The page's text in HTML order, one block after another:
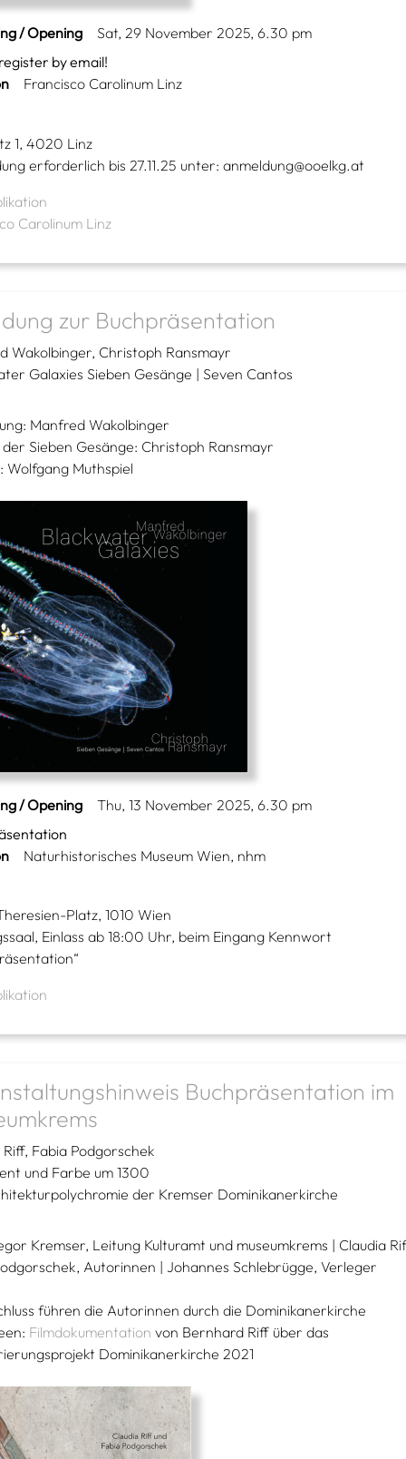
/ Opening
Sat, 29 November 2025, 6.30 pm
by email!
Francisco Carolinum Linz
1, 4020 Linz
erforderlich bis 27.11.25 unter: anmeldung@ooelkg.at
Carolinum Linz
zur Buchpräsentation
Wakolbinger Christoph Ransmayr
Galaxies Sieben Gesänge | Seven Cantos
Manfred Wakolbinger
Sieben Gesänge: Christoph Ransmayr
Wolfgang Muthspiel
/ Opening
Thu, 13 November 2025, 6.30 pm
Naturhistorisches Museum Wien, nhm
Platz, 1010 Wien
Einlass ab 18:00 Uhr, beim Eingang Kennwort
Buchpräsentation im
Riff Fabia Podgorschek
und Farbe um 1300
der Kremser Dominikanerkirche
Kremser, Leitung Kulturamt und museumkrems | Claudia
Autorinnen | Johannes Schlebrügge, Verleger
führen die Autorinnen durch die Dominikanerkirche
Filmdokumentation von Bernhard Riff über das
Dominikanerkirche 2021